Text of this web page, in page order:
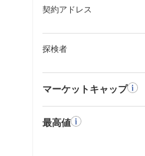
契約アドレス
探検者
マーケットキャップ
最高値